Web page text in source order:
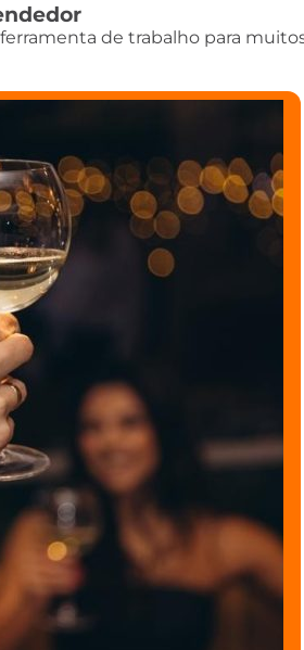
de trabalho para